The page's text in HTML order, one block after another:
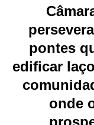
pontes
edificar
onde